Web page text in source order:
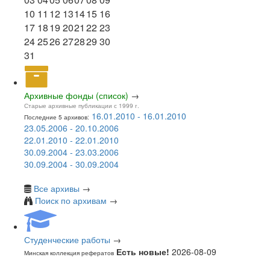
10 11 12 131415 16
17 1819 2021 2223
242526272829 30
31
Архивные фонды (список) →
Старые архивные публикации с 1999 г.
Последние 5 архивов: 16.01.2010 - 16.01.2010
23.05.2006 - 20.10.2006
22.01.2010 - 22.01.2010
30.09.2004 - 23.03.2006
30.09.2004 - 30.09.2004
Все архивы →
Поиск по архивам →
Студенческие работы →
Минская коллекция рефератов Есть новые! 2026-08-09